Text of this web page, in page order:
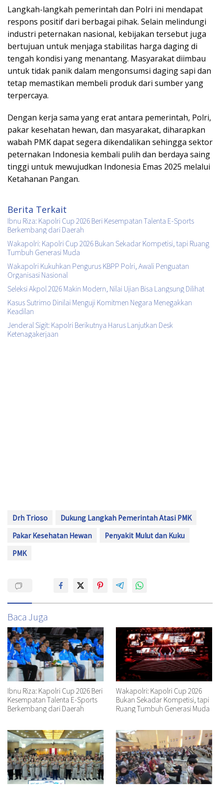
Langkah-langkah pemerintah dan Polri ini mendapat
respons positif dari berbagai pihak. Selain melindungi
industri peternakan nasional, kebijakan tersebut juga
bertujuan untuk menjaga stabilitas harga daging di
tengah kondisi yang menantang. Masyarakat diimbau
untuk tidak panik dalam mengonsumsi daging sapi dan
tetap memastikan membeli produk dari sumber yang
terpercaya.
Dengan kerja sama yang erat antara pemerintah, Polri,
pakar kesehatan hewan, dan masyarakat, diharapkan
wabah PMK dapat segera dikendalikan sehingga sektor
peternakan Indonesia kembali pulih dan berdaya saing
tinggi untuk mewujudkan Indonesia Emas 2025 melalui
Ketahanan Pangan.
Berita Terkait
Ibnu Riza: Kapolri Cup 2026 Beri Kesempatan Talenta E-Sports
Berkembang dari Daerah
Wakapolri: Kapolri Cup 2026 Bukan Sekadar Kompetisi, tapi Ruang
Tumbuh Generasi Muda
Wakapolri Kukuhkan Pengurus KBPP Polri, Awali Penguatan
Organisasi Nasional
Seleksi Akpol 2026 Makin Modern, Nilai Ujian Bisa Langsung Dilihat
Kasus Sutrimo Dinilai Menguji Komitmen Negara Menegakkan
Keadilan
Jenderal Sigit: Kapolri Berikutnya Harus Lanjutkan Desk
Ketenagakerjaan
Drh Trioso
Dukung Langkah Pemerintah Atasi PMK
Pakar Kesehatan Hewan
Penyakit Mulut dan Kuku
PMK
Baca Juga
Ibnu Riza: Kapolri Cup 2026 Beri
Kesempatan Talenta E-Sports
Berkembang dari Daerah
Wakapolri: Kapolri Cup 2026
Bukan Sekadar Kompetisi, tapi
Ruang Tumbuh Generasi Muda